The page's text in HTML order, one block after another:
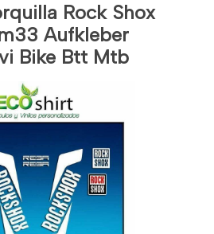
Rock Shox
Aufkleber
Bike Btt Mtb